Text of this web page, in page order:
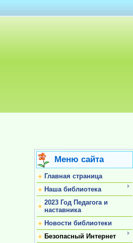
Меню сайта
Главная страница
Наша библиотека
2023 Год Педагога и
наставника
Новости библиотеки
Безопасный Интернет